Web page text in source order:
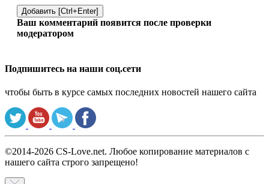
Добавить [Ctrl+Enter]
Ваш комментарий появится после проверки
модератором
Подпишитесь на наши соц.сети
чтобы быть в курсе самых последних новостей нашего сайта
©2014-2026 CS-Love.net. Любое копирование материалов с
нашего сайта строго запрещено!